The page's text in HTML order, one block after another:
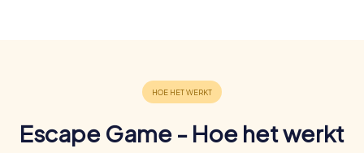
Escape Game - Hoe het werkt